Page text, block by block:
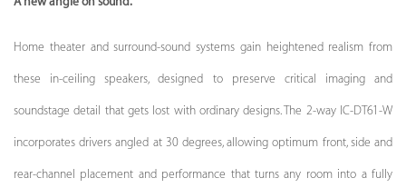
Home theater and surround-sound systems gain heightened realism from
these in-ceiling speakers, designed to preserve critical imaging and
soundstage detail that gets lost with ordinary designs. The 2-way IC-DT61-W
incorporates drivers angled at 30 degrees, allowing optimum front, side and
rear-channel placement and performance that turns any room into a fully